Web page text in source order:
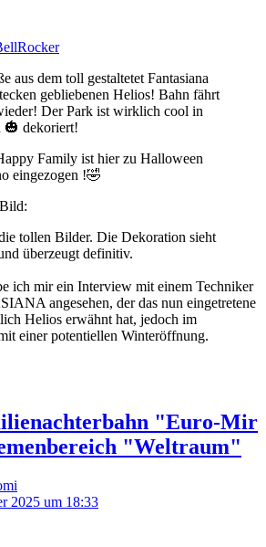
aus dem toll gestaltetet Fantasiana
gebliebenen Helios! Bahn fährt
Der Park ist wirklich cool in
🎃 dekoriert!
Family ist hier zu Halloween
eingezogen !🤣
tollen Bilder. Die Dekoration sieht
überzeugt definitiv.
ich mir ein Interview mit einem Techniker
angesehen, der das nun eingetretene
Helios erwähnt hat, jedoch im
einer potentiellen Winteröffnung.
"Euro-Mir
"Weltraum"
2025 um 18:33